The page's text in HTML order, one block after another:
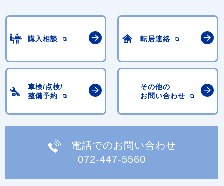
購入相談 転居連絡
車検/点検/
整備予約
その他の
お問い合わせ
電話でのお問い合わせ
072-447-5560